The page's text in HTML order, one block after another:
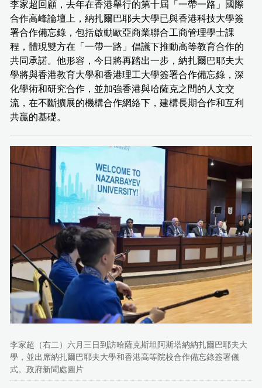
李家超回顧，去年在香港舉行的第十屆「一帶一路」國際
合作高峰論壇上，納扎爾巴耶夫大學已與香港科技大學簽
署合作備忘錄，包括啟動歐亞商業聯合工商管理學士課
程，體現雙方在「一帶一路」倡議下推動高等教育合作的
共同承諾。他形容，今日將再踏出一步，納扎爾巴耶夫大
學將與香港教育大學和香港理工大學簽署合作備忘錄，深
化學術和研究合作，並加強香港與哈薩克之間的人文交
流，在不斷擴展的機構合作網絡下，建構長期合作和互利
共贏的基礎。
李家超（右二）六月三日到訪哈薩克斯坦阿斯塔納納扎爾巴耶夫大
學，並出席納扎爾巴耶夫大學和香港高等院校合作備忘錄簽署儀
式。政府新聞處圖片